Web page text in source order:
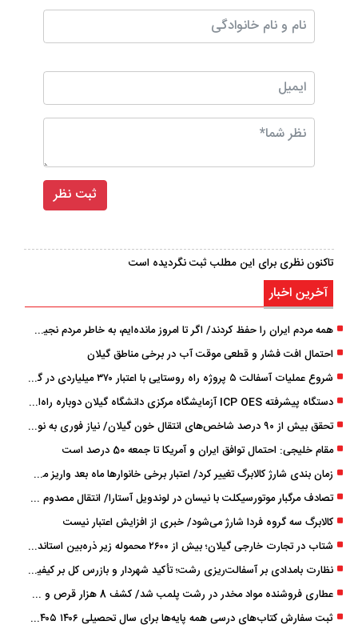
تاکنون نظری برای این مطلب ثبت نگردیده است
آخرین اخبار
همه مردم ایران را حفظ کردند/ اگر تا امروز مانده‌ایم، به ‌خاطر مردم نجیب ایران بوده است
احتمال افت فشار و قطعی موقت آب در برخی مناطق گیلان
شروع عملیات آسفالت ۵ پروژه راه ‌روستایی با اعتبار ۳۷۰ میلیاردی در گیلان
دستگاه پیشرفته ICP OES آزمایشگاه مرکزی دانشگاه گیلان دوباره راه‌اندازی شد
تحقق بیش از ۹۰ درصد شاخص‌های انتقال خون گیلان/ نیاز فوری به نوسازی تجهیزات آزمایشگاهی
مقام خلیجی: احتمال توافق ایران و آمریکا تا جمعه 50 درصد است
زمان ‌بندی شارژ کالابرگ تغییر کرد/ اعتبار برخی خانوارها ماه بعد واریز می‌شود
تصادف مرگبار موتورسیکلت با نیسان در لوندویل آستارا/ انتقال مصدوم با اورژانس هوایی به رشت
کالابرگ سه گروه فردا شارژ می‌شود/ خبری از افزایش اعتبار نیست
شتاب در تجارت خارجی گیلان؛ بیش از ۲۶۰۰ محموله زیر ذره‌بین استاندارد
نظارت بامدادی بر آسفالت‌ریزی رشت؛ تأکید شهردار و بازرس کل بر کیفیت اجرای پروژه‌ها
عطاری فروشنده مواد مخدر در رشت پلمب شد/ کشف 8 هزار قرص و 50 لیتر شربت توهم ‌زا
ثبت سفارش کتاب‌های درسی همه پایه‌ها برای سال تحصیلی ۱۴۰۶ ۱۴۰۵ فعال شد